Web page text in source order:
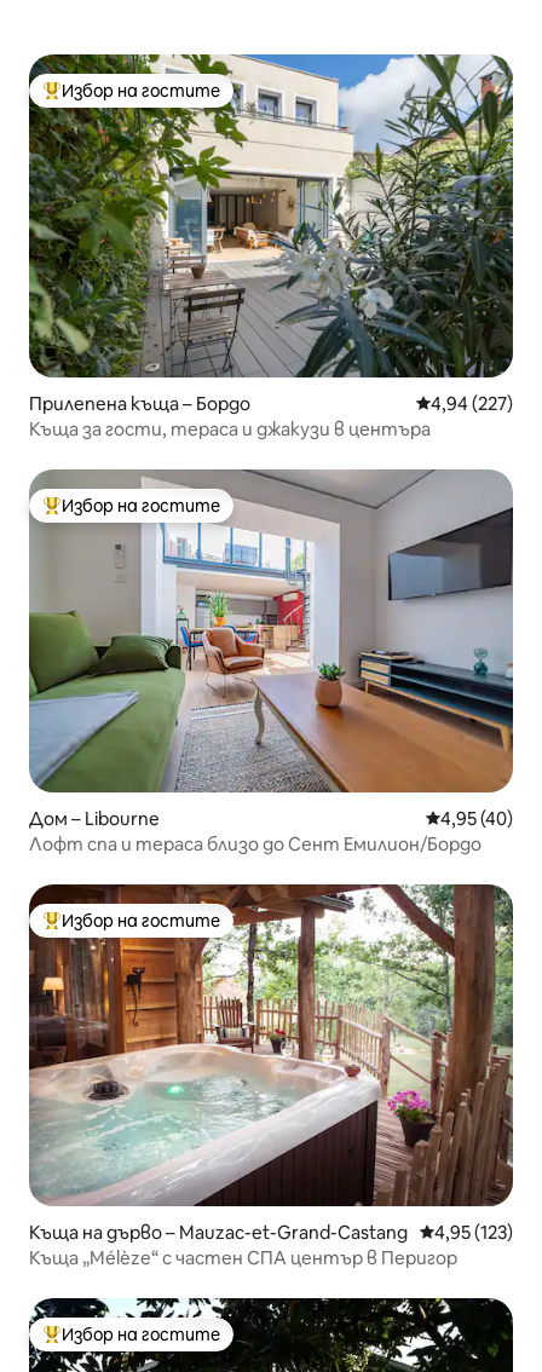
Най-популярен избор на гостите
Избор на гостите
Прилепена къща – Бордо Средна
4,94 (227)
Къща за гости, тераса и джакузи в центъра
Най-популярен избор на гостите
Избор на гостите
Дом – Libourne Средна
4,95 (40)
Лофт спа и тераса близо до Сент Емилион/Бордо
Най-популярен избор на гостите
Избор на гостите
Къща на дърво – Mauzac-et-Grand-Castang Средна
4,95 (123)
Къща „Mélèze“ с частен СПА център в Перигор
Най-популярен избор на гостите
Избор на гостите